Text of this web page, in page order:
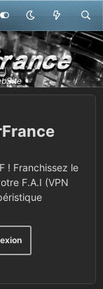
! Franchissez le
F.A.I (VPN